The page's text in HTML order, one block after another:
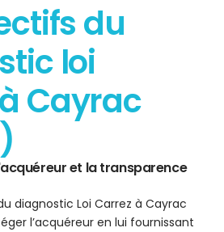
du
loi
Cayrac
et la transparence
diagnostic Loi Carrez à Cayrac
l’acquéreur en lui fournissant